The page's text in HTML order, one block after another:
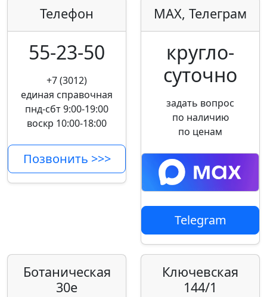
Телефон
55-23-50
+7 (3012)
единая справочная
пнд-сбт 9:00-19:00
воскр 10:00-18:00
Позвонить >>>
MAX, Телеграм
кругло­
суточно
задать вопрос
по наличию
по ценам
Telegram
Ботаническая
30е
Ключевская
144/1